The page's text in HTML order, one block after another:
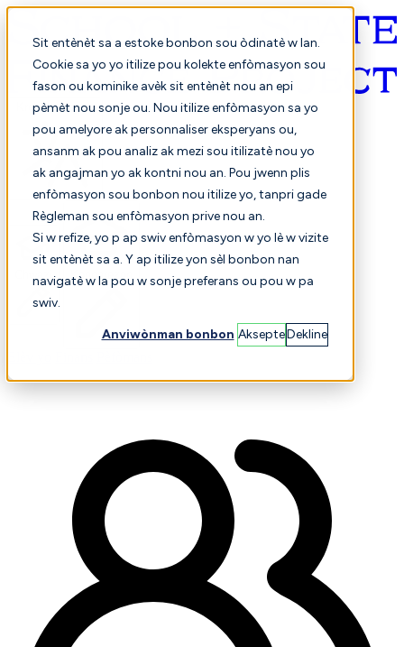
Sit entènèt sa a estoke bonbon sou òdinatè w lan.
Cookie sa yo yo itilize pou kolekte enfòmasyon sou
fason ou kominike avèk sit entènèt nou an epi
pèmèt nou sonje ou. Nou itilize enfòmasyon sa yo
pou amelyore ak personnaliser eksperyans ou,
ansanm ak pou analiz ak mezi sou itilizatè nou yo
ak angajman yo ak kontni nou an. Pou jwenn plis
enfòmasyon sou bonbon nou itilize yo, tanpri gade
Règleman sou enfòmasyon prive nou an.
Si w refize, yo p ap swiv enfòmasyon w yo lè w vizite
sit entènèt sa a. Y ap itilize yon sèl bonbon nan
navigatè w la pou w sonje preferans ou pou w pa
swiv.
Anviwònman bonbon AksepteDekline
Kreyòl ayisyen
Konparezon